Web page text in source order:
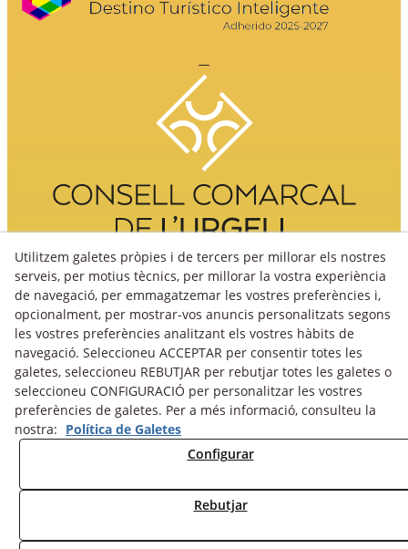
Avís Legal Política Cookies
Utilitzem galetes pròpies i de tercers per millorar els nostres
serveis, per motius tècnics, per millorar la vostra experiència
de navegació, per emmagatzemar les vostres preferències i,
opcionalment, per mostrar-vos anuncis personalitzats segons
les vostres preferències analitzant els vostres hàbits de
navegació. Seleccioneu ACCEPTAR per consentir totes les
galetes, seleccioneu REBUTJAR per rebutjar totes les galetes o
seleccioneu CONFIGURACIÓ per personalitzar les vostres
preferències de galetes. Per a més informació, consulteu la
nostra: Política de Galetes
Configurar
Rebutjar